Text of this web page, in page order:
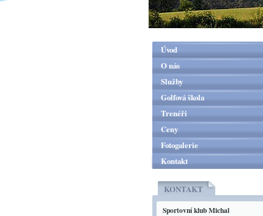
Úvod
O nás
Služby
Golfová škola
Trenéři
Ceny
Fotogalerie
Kontakt
KONTAKT
Sportovní klub Michal